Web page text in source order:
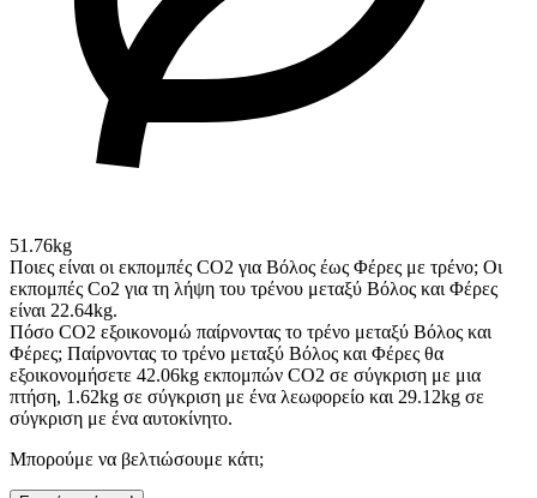
51.76kg
Ποιες είναι οι εκπομπές CO2 για Βόλος έως Φέρες με τρένο; Οι
εκπομπές Co2 για τη λήψη του τρένου μεταξύ Βόλος και Φέρες
είναι 22.64kg.
Πόσο CO2 εξοικονομώ παίρνοντας το τρένο μεταξύ Βόλος και
Φέρες; Παίρνοντας το τρένο μεταξύ Βόλος και Φέρες θα
εξοικονομήσετε 42.06kg εκπομπών CO2 σε σύγκριση με μια
πτήση, 1.62kg σε σύγκριση με ένα λεωφορείο και 29.12kg σε
σύγκριση με ένα αυτοκίνητο.
Μπορούμε να βελτιώσουμε κάτι;